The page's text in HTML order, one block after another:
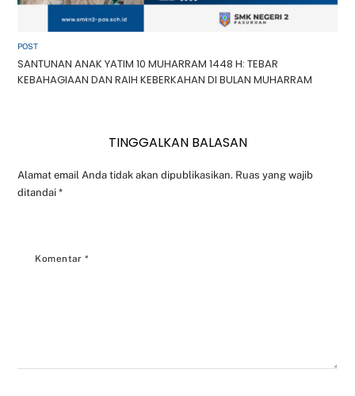
POST
SANTUNAN ANAK YATIM 10 MUHARRAM 1448 H: TEBAR
KEBAHAGIAAN DAN RAIH KEBERKAHAN DI BULAN MUHARRAM
TINGGALKAN BALASAN
Alamat email Anda tidak akan dipublikasikan. Ruas yang wajib
ditandai*
Komentar *